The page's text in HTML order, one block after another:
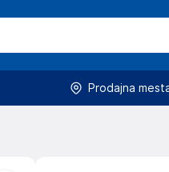
Prodajna